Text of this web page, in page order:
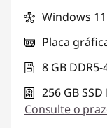
Windows
Placa
8 GB
256 GB
Consulte o